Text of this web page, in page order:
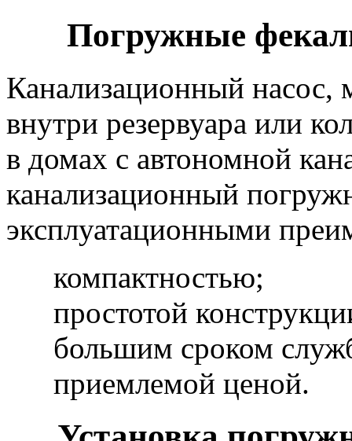
Погружные
Канализационный насос,
внутри резервуара или
в домах с автономной
канализационный
эксплуатационными
компактностью;
простотой
большим сроком
приемлемой ценой.